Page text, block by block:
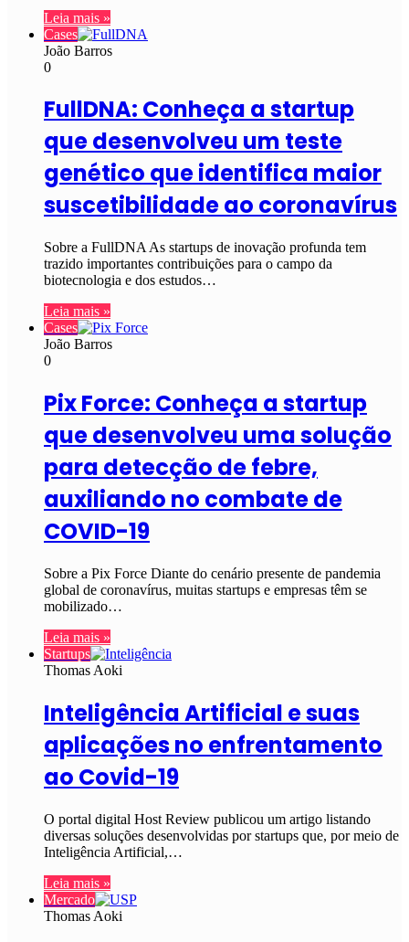
Leia mais »
Cases
João Barros
0
FullDNA: Conheça a startup
que desenvolveu um teste
genético que identifica maior
suscetibilidade ao coronavírus
Sobre a FullDNA As startups de inovação profunda tem
trazido importantes contribuições para o campo da
biotecnologia e dos estudos…
Leia mais »
Cases
João Barros
0
Pix Force: Conheça a startup
que desenvolveu uma solução
para detecção de febre,
auxiliando no combate de
COVID-19
Sobre a Pix Force Diante do cenário presente de pandemia
global de coronavírus, muitas startups e empresas têm se
mobilizado…
Leia mais »
Startups
Thomas Aoki
Inteligência Artificial e suas
aplicações no enfrentamento
ao Covid-19
O portal digital Host Review publicou um artigo listando
diversas soluções desenvolvidas por startups que, por meio de
Inteligência Artificial,…
Leia mais »
Mercado
Thomas Aoki